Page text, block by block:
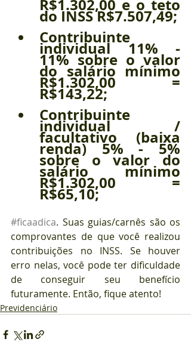
R$1.302,00 e o teto
do INSS R$7.507,49;
Contribuinte
individual 11% -
11% sobre o valor
do salário mínimo
R$1.302,00 =
R$143,22;
Contribuinte
individual /
facultativo (baixa
renda) 5% - 5%
sobre o valor do
salário mínimo
R$1.302,00 =
R$65,10;
#ficaadica. Suas guias/carnês são os
comprovantes de que você realizou
contribuições no INSS. Se houver
erro nelas, você pode ter dificuldade
de conseguir seu benefício
futuramente. Então, fique atento!
Previdenciário